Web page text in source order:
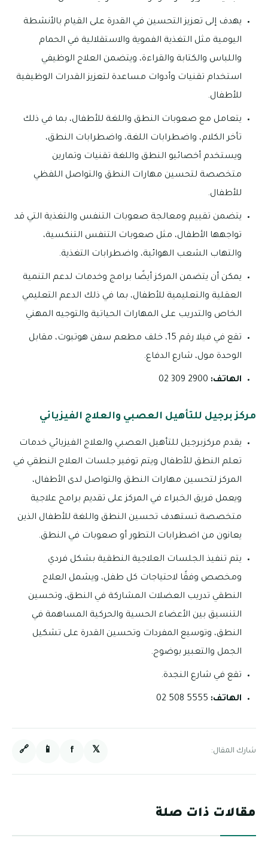
يهدف إلى تعزيز التحسين في القدرة على القيام بالأنشطة
اليومية مثل التغذية الفموية والاستقلالية في الحمام
واللباس والكتابة والقراءة، ويتضمن العلاج الوظيفي
استخدام تقنيات وأدوات مساعدة لتعزيز القدرات الوظيفية
للأطفال.
يتعامل مع صعوبات النطق واللغة للأطفال، بما في ذلك
تأخر الكلام، واضطرابات اللغة، واضطرابات النطق،
ويستخدم أخصائيو النطق واللغة تقنيات وتمارين
متخصصة لتحسين مهارات النطق والتواصل اللفظي
للأطفال.
يتضمن تقييم ومعالجة صعوبات التنفس والتغذية التي قد
تواجهها الأطفال، مثل صعوبات التنفس التنكسية،
والتهاب الشعب الهوائية، واضطرابات التغذية.
يمكن أن يتضمن المركز أيضًا برامج وخدمات لدعم التنمية
العقلية والتعليمية للأطفال، بما في ذلك الدعم التعليمي
الخاص والتدريب على المهارات الحياتية والتوجيه المهني
تقع في فيلا رقم 15، خلف مطعم سفن هوتبوت، مقابل
الوحدة مول، شارع الدفاع.
الهاتف:
مركز برجيل للتأهيل العصبي والعلاج الفيزيائي
يقدم مركزبرجيل للتأهيل العصبي والعلاج الفيزيائي خدمات
تعلم النطق للأطفال ويتم توفير جلسات العلاج النطقي في
المركز لتحسين مهارات النطق والتواصل لدى الأطفال،
ويعمل فريق الخبراء في المركز على تقديم برامج علاجية
متخصصة تستهدف تحسين النطق واللغة للأطفال الذين
يعانون من اضطرابات التطور أو صعوبات في النطق.
يتم تنفيذ الجلسات العلاجية النطقية بشكل فردي
ومخصص وفقًا لاحتياجات كل طفل، ويشمل العلاج
النطقي تدريب العضلات المشاركة في النطق، وتحسين
التنسيق بين الأعضاء الحسية والحركية المساهمة في
النطق، وتوسيع المفردات وتحسين القدرة على تشكيل
الجمل والتعبير بوضوح.
تقع في شارع النجدة.
الهاتف:
شارك المقال: 𝕏
f
📱
🔗
مقالات ذات صلة